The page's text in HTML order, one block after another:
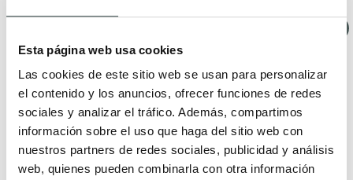
Esta página web usa cookies
Las cookies de este sitio web se usan para personalizar
el contenido y los anuncios, ofrecer funciones de redes
sociales y analizar el tráfico. Además, compartimos
información sobre el uso que haga del sitio web con
nuestros partners de redes sociales, publicidad y análisis
web, quienes pueden combinarla con otra información
3 cajones, con patas
492,88€593,83€
−17%
(1)
+ 7